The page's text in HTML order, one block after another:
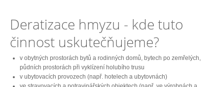
Deratizace hmyzu - kde tuto
činnost uskutečňujeme?
v obytných prostorách bytů a rodinných domů, bytech po zemřelých,
půdních prostorách při vyklízení holubího trusu
v ubytovacích provozech (např. hotelech a ubytovnách)